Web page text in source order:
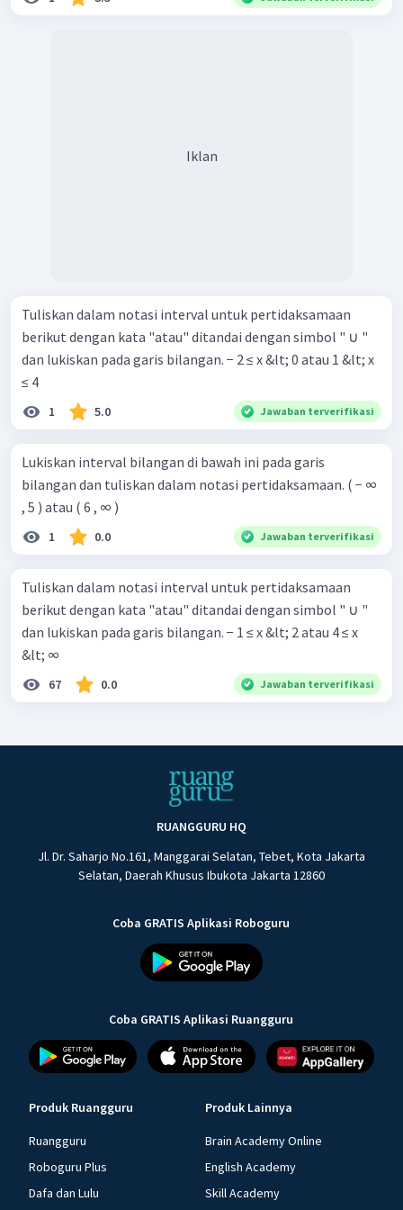
Iklan
Tuliskan dalam notasi interval untuk pertidaksamaan
berikut dengan kata "atau" ditandai dengan simbol " ∪ "
dan lukiskan pada garis bilangan. − 2 ≤ x &lt; 0 atau 1 &lt; x
≤ 4
1 5.0 Jawaban terverifikasi
Lukiskan interval bilangan di bawah ini pada garis
bilangan dan tuliskan dalam notasi pertidaksamaan. ( − ∞
, 5 ) atau ( 6 , ∞ )
1 0.0 Jawaban terverifikasi
Tuliskan dalam notasi interval untuk pertidaksamaan
berikut dengan kata "atau" ditandai dengan simbol " ∪ "
dan lukiskan pada garis bilangan. − 1 ≤ x &lt; 2 atau 4 ≤ x
&lt; ∞
67 0.0 Jawaban terverifikasi
RUANGGURU HQ
Jl. Dr. Saharjo No.161, Manggarai Selatan, Tebet, Kota Jakarta
Selatan, Daerah Khusus Ibukota Jakarta 12860
Coba GRATIS Aplikasi Roboguru
Coba GRATIS Aplikasi Ruangguru
Produk Ruangguru
Ruangguru
Roboguru Plus
Dafa dan Lulu
Produk Lainnya
Brain Academy Online
English Academy
Skill Academy